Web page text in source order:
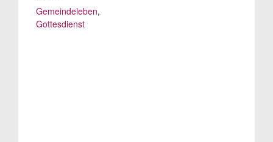
Gemeindeleben,
Gottesdienst